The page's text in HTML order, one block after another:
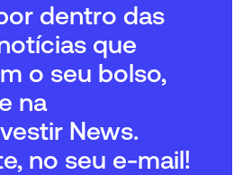
dentro das
que
o seu bolso,
na
News.
no seu e-mail!